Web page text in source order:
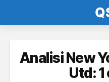
Analisi New
Utd: